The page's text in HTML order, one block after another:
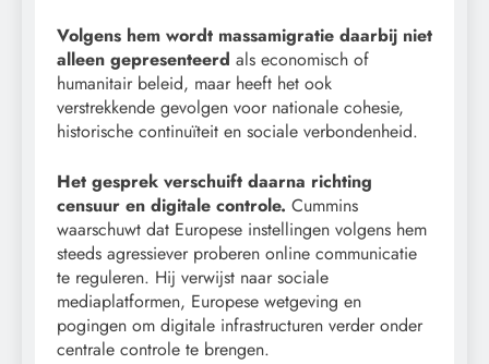
Volgens hem wordt massamigratie daarbij niet
alleen gepresenteerd als economisch of
humanitair beleid, maar heeft het ook
verstrekkende gevolgen voor nationale cohesie,
historische continuïteit en sociale verbondenheid.
Het gesprek verschuift daarna richting
censuur en digitale controle. Cummins
waarschuwt dat Europese instellingen volgens hem
steeds agressiever proberen online communicatie
te reguleren. Hij verwijst naar sociale
mediaplatformen, Europese wetgeving en
pogingen om digitale infrastructuren verder onder
centrale controle te brengen.